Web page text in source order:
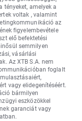
amelyek a
voltak , valamint
az
figyelembevétele
elő befektetési
semmilyen
vásárlási
Az XTB S.A. nem
foglalt
vagy elidegenítéséért.
bármilyen
eszközökkel
garanciát vagy